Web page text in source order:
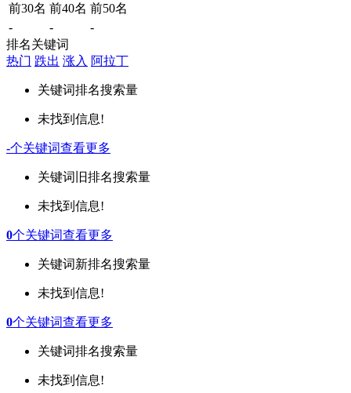
前30名 前40名 前50名
-
-
-
排名关键词
热门 跌出 涨入 阿拉丁
关键词排名搜索量
未找到信息!
-个关键词查看更多
关键词 旧排名搜索量
未找到信息!
0个关键词查看更多
关键词新排名搜索量
未找到信息!
0个关键词查看更多
关键词排名搜索量
未找到信息!